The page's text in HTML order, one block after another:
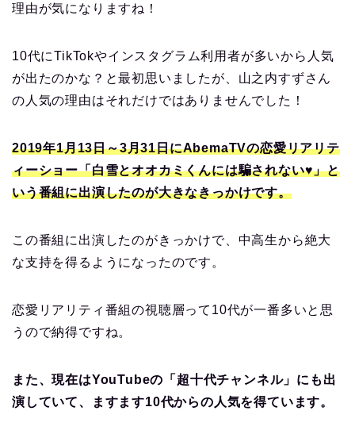
理由が気になりますね！
10代にTikTokやインスタグラム利用者が多いから人気
が出たのかな？と最初思いましたが、山之内すずさん
の人気の理由はそれだけではありませんでした！
2019年1月13日～3月31日にAbemaTVの恋愛リアリテ
ィーショー「白雪とオオカミくんには騙されない♥」と
いう番組に出演したのが大きなきっかけです。
この番組に出演したのがきっかけで、中高生から絶大
な支持を得るようになったのです。
恋愛リアリティ番組の視聴層って10代が一番多いと思
うので納得ですね。
また、現在はYouTubeの 「超十代チャンネル」にも出
演していて、ますます10代からの人気を得ています。